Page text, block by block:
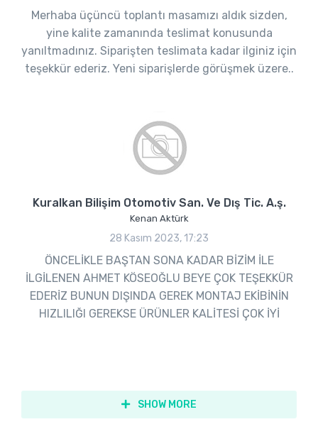
Merhaba üçüncü toplantı masamızı aldık sizden,
yine kalite zamanında teslimat konusunda
yanıltmadınız. Siparişten teslimata kadar ilginiz için
teşekkür ederiz. Yeni siparişlerde görüşmek üzere..
Kuralkan Bilişim Otomotiv San. Ve Dış Tic. A.ş.
Kenan Aktürk
28 Kasım 2023, 17:23
ÖNCELİKLE BAŞTAN SONA KADAR BİZİM İLE
İLGİLENEN AHMET KÖSEOĞLU BEYE ÇOK TEŞEKKÜR
EDERİZ BUNUN DIŞINDA GEREK MONTAJ EKİBİNİN
HIZLILIĞI GEREKSE ÜRÜNLER KALİTESİ ÇOK İYİ
SHOW MORE